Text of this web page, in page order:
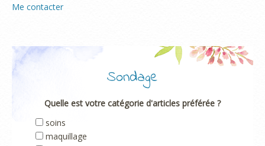
Me contacter
Sondage
Quelle est votre catégorie d'articles préférée ?
soins
maquillage